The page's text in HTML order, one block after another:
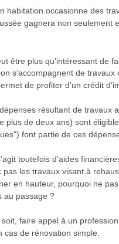
habitation occasionne des
gagnera non seulement
être plus qu’intéressant de
s’accompagnent de
de profiter d’un crédit
résultant de travaux
plus de deux ans) sont
font partie de ces
toutefois d’aides
pas les travaux visant à
en hauteur, pourquoi ne
au passage ?
soit, faire appel à un
cas de rénovation simple.